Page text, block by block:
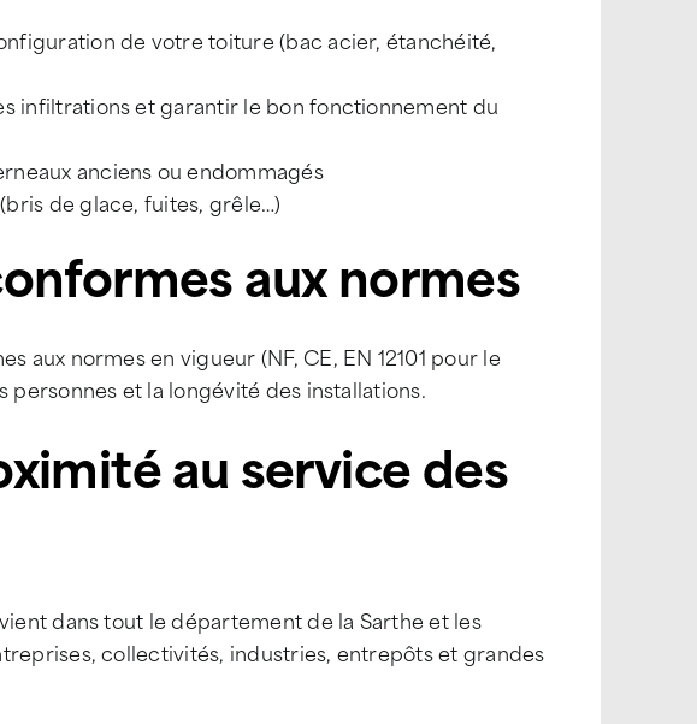
de votre toiture (bac acier, étanchéité,
infiltrations et garantir le bon fonctionnement du
anciens ou endommagés
de glace, fuites, grêle…)
aux normes
aux normes en vigueur (NF, CE, EN 12101 pour le
et la longévité des installations.
au service des
dans tout le département de la Sarthe et les
collectivités, industries, entrepôts et grandes